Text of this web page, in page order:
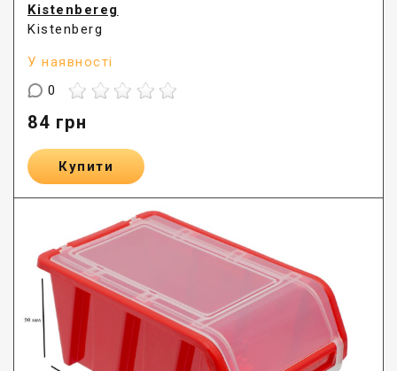
Kistenbereg
Kistenberg
У наявності
0
84 грн
Купити